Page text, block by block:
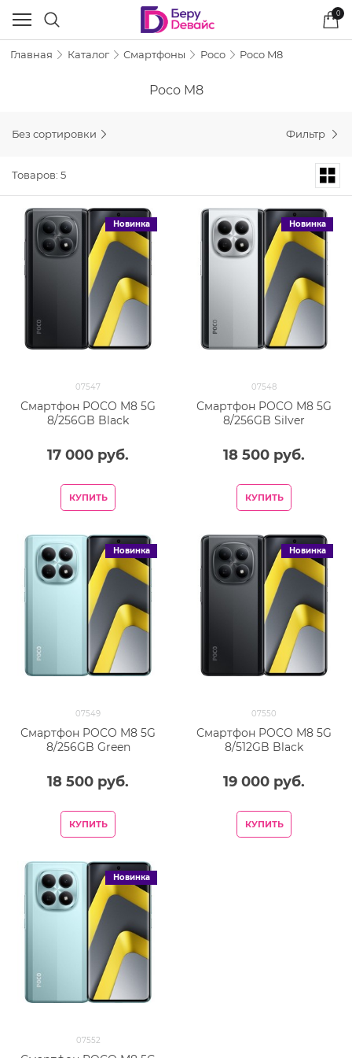
0
Главная Каталог Смартфоны Poco Poco M8
Poco M8
Без сортировки Фильтр
Товаров: 5
Новинка
07547
Смартфон POCO M8 5G
8/256GB Black
17 000 руб.
КУПИТЬ
Новинка
07548
Смартфон POCO M8 5G
8/256GB Silver
18 500 руб.
КУПИТЬ
Новинка
07549
Смартфон POCO M8 5G
8/256GB Green
18 500 руб.
КУПИТЬ
Новинка
07550
Смартфон POCO M8 5G
8/512GB Black
19 000 руб.
КУПИТЬ
Новинка
07552